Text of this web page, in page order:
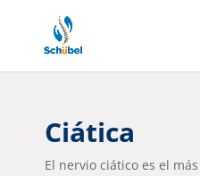
Ciática
El nervio ciático es el